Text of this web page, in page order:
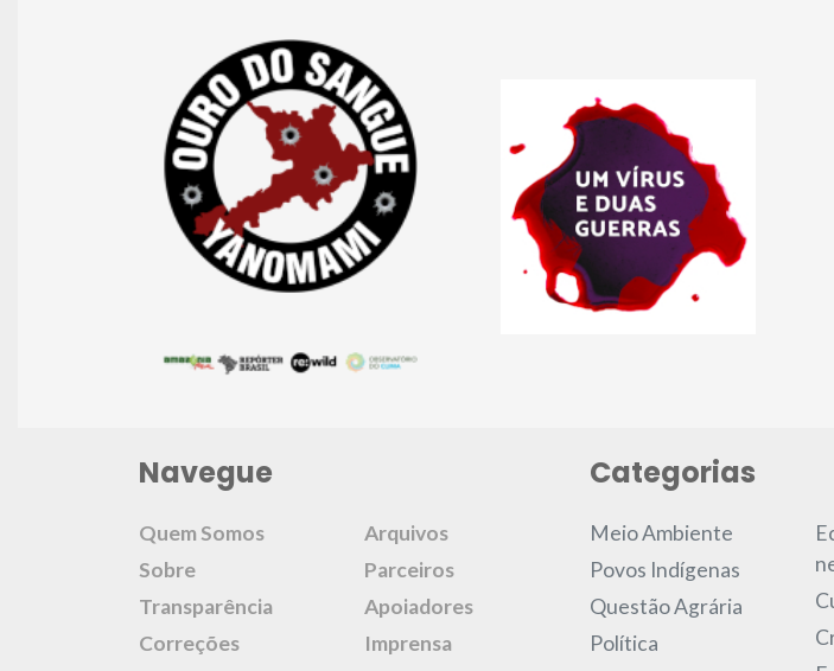
Navegue
Quem Somos
Sobre
Transparência
Correções
Arquivos
Parceiros
Apoiadores
Imprensa
Categorias
Meio Ambiente
Povos Indígenas
Questão Agrária
Política